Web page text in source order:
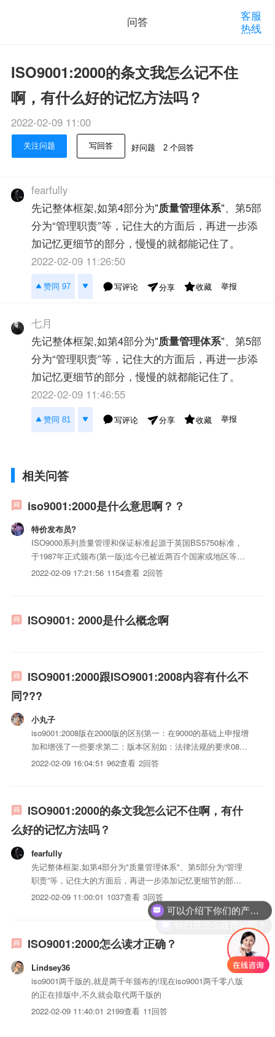
问答
客服
热线
ISO9001:2000的条文我怎么记不住
啊，有什么好的记忆方法吗？
2022-02-09 11:00
关注问题 写回答 好问题 2 个回答
fearfully
先记整体框架,如第4部分为"质量管理体系"、第5部
分为“管理职责”等，记住大的方面后，再进一步添
加记忆更细节的部分，慢慢的就都能记住了。
2022-02-09 11:26:50
赞同 97 写评论 分享 收藏 举报
七月
先记整体框架,如第4部分为"质量管理体系"、第5部
分为“管理职责”等，记住大的方面后，再进一步添
加记忆更细节的部分，慢慢的就都能记住了。
2022-02-09 11:46:55
赞同 81 写评论 分享 收藏 举报
相关问答
iso9001:2000是什么意思啊？？
特价发布员?
ISO9000系列质量管理和保证标准起源于英国BS5750标准，
于1987年正式颁布(第一版)迄今已被近两百个国家或地区等同
或等效采用。ISO9000标准的贯彻、推行以及ISO9000质量体
2022-02-09 17:21:56 1154查看 2回答
ISO9001: 2000是什么概念啊
ISO9001:2000跟ISO9001:2008内容有什么不
同???
小丸子
iso9001:2008版在2000版的区别第一：在9000的基础上申报增
加和增强了一些要求第二：版本区别如：法律法规的要求08版
新增加和表述为法定要求范围变得更广6.2.2之前是与质量有关
2022-02-09 16:04:51 962查看 2回答
ISO9001:2000的条文我怎么记不住啊，有什
么好的记忆方法吗？
fearfully
先记整体框架,如第4部分为"质量管理体系"、第5部分为“管理
职责”等，记住大的方面后，再进一步添加记忆更细节的部
分，慢慢的就都能记住了。
2022-02-09 11:00:01 1037查看 3回答
ISO9001:2000怎么读才正确？
Lindsey36
iso9001两千版的,就是两千年颁布的!现在iso9001两千零八版
的正在排版中,不久就会取代两千版的
2022-02-09 11:40:01 2199查看 11回答
你们是怎么收费的呢？